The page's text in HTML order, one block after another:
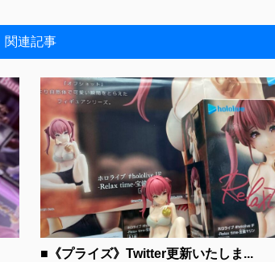
関連記事
■《プライズ》Twitter更新いたしま...